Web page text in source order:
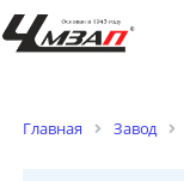
Главная Завод